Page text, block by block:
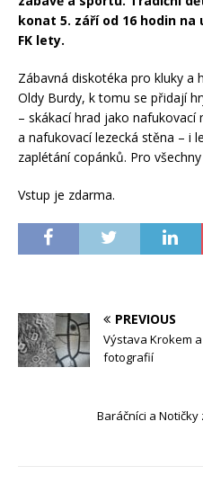
konat 5. září od 16 hodin
FK lety.
Zábavná diskotéka pro kluky a
Oldy Burdy, k tomu se přidají
– skákací hrad jako nafukovací
a nafukovací lezecká stěna – i
zaplétání copánků. Pro
Vstup je zdarma.
PREVIOUS
Výstava Krokem
fotografií
Baráčníci a